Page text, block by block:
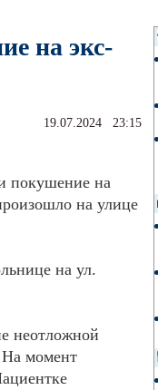
на экс-
19.07.2024 23:15
покушение на
на улице
на ул.
неотложной
момент